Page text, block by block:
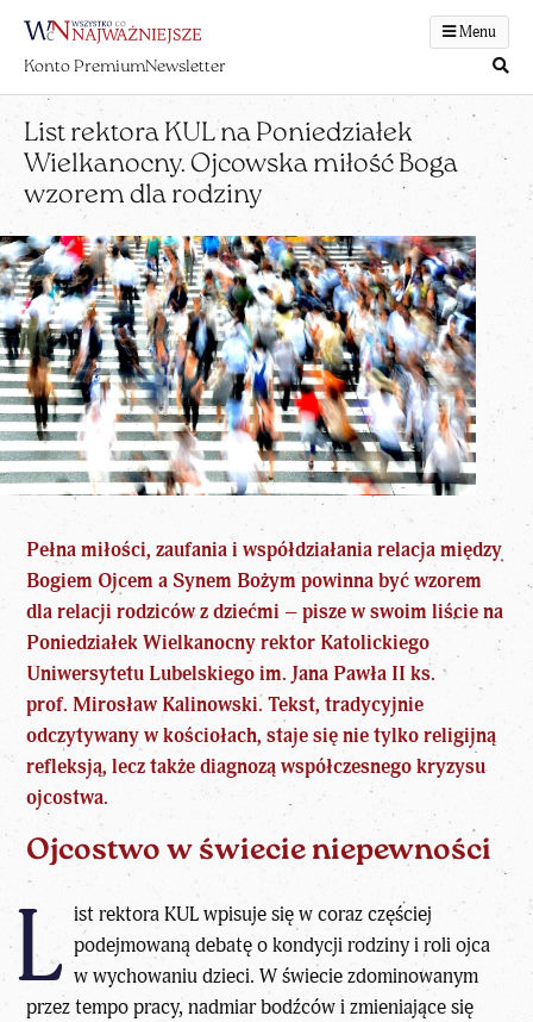
Menu
Konto PremiumNewsletter
List rektora KUL na Poniedziałek
Wielkanocny. Ojcowska miłość Boga
wzorem dla rodziny
Pełna miłości, zaufania i współdziałania relacja między
Bogiem Ojcem a Synem Bożym powinna być wzorem
dla relacji rodziców z dziećmi – pisze w swoim liście na
Poniedziałek Wielkanocny rektor Katolickiego
Uniwersytetu Lubelskiego im. Jana Pawła II ks.
prof. Mirosław Kalinowski. Tekst, tradycyjnie
odczytywany w kościołach, staje się nie tylko religijną
refleksją, lecz takżediagnozą współczesnego kryzysu
ojcostwa.
Ojcostwo w świecie niepewności
L ist rektora KUL wpisuje się w coraz częściej
podejmowanądebatę o kondycji rodziny i roli ojca
w wychowaniu dzieci. W świecie zdominowanym
przez tempo pracy, nadmiar bodźców i zmieniające się